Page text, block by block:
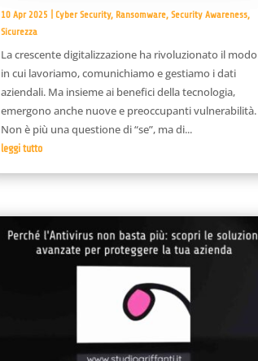
10 Apr 2025 Cyber Security, Ransomware, Security Awareness,
Sicurezza
La crescente digitalizzazione ha rivoluzionato il modo
in cui lavoriamo, comunichiamo e gestiamo i dati
aziendali. Ma insieme ai benefici della tecnologia,
emergono anche nuove e preoccupanti vulnerabilità.
Non è più una questione di “se”, ma di...
leggi tutto